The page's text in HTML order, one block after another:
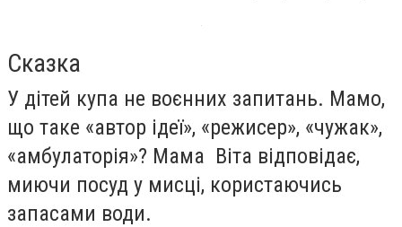
Сказка
У дітей купа не воєнних запитань. Мамо,
що таке «автор ідеї», «режисер», «чужак»,
«амбулаторія»? Мама Віта відповідає,
миючи посуд у мисці, користаючись
запасами води.